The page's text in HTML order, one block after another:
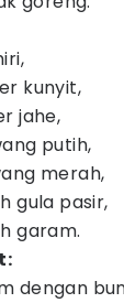
kunyit,
jahe,
putih,
merah,
gula pasir,
garam.
dengan